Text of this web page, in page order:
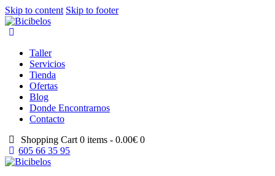
Skip to content Skip to footer
Taller
Servicios
Tienda
Ofertas
Blog
Donde Encontrarnos
Contacto
Shopping Cart 0 items -0.00€ 0
605 66 35 95